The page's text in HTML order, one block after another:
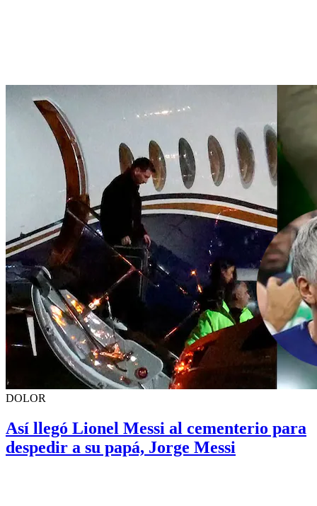
DOLOR
Así llegó Lionel Messi al cementerio para
despedir a su papá, Jorge Messi